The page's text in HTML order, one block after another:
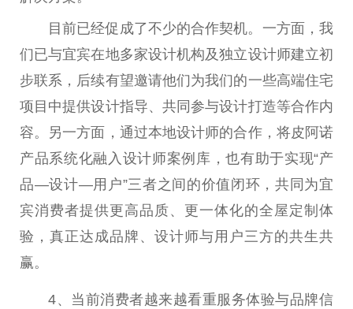
目前已经促成了不少的合作契机。一方面，我
们已与宜宾在地多家设计机构及独立设计师建立初
步联系，后续有望邀请他们为我们的一些高端住宅
项目中提供设计指导、共同参与设计打造等合作内
容。另一方面，通过本地设计师的合作，将皮阿诺
产品系统化融入设计师案例库，也有助于实现“产
品—设计—用户”三者之间的价值闭环，共同为宜
宾消费者提供更高品质、更一体化的全屋定制体
验，真正达成品牌、设计师与用户三方的共生共
赢。
4、当前消费者越来越看重服务体验与品牌信